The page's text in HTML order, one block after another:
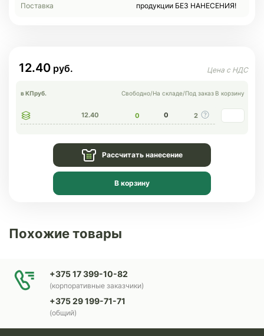
Поставка
продукции БЕЗ НАНЕСЕНИЯ!
12.40
в КПруб. Свободно/На складе/Под заказ В корзину
12.40 0 0 2
Рассчитать нанесение
В корзину
Похожие товары
+375 17 399-10-82
(корпоративные заказчики)
+375 29 199-71-71
(общий)